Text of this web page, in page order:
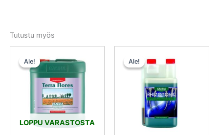
Tutustu myös
Ale!
LOPPU VARASTOSTA
Ale!
hinta
oli:
49,00 €.
hinta
on:
44,10 €.
Ale!
Ale!
hinta
oli:
18,50 €.
hinta
on: